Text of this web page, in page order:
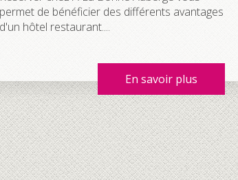
permet de bénéficier des différents avantages
d'un hôtel restaurant....
En savoir plus